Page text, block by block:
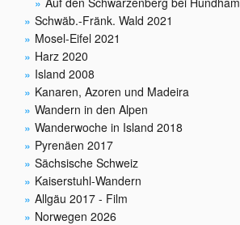
Schwäb.-Fränk. Wald 2021
Mosel-Eifel 2021
Harz 2020
Island 2008
Kanaren, Azoren und Madeira
Wandern in den Alpen
Wanderwoche in Island 2018
Pyrenäen 2017
Sächsische Schweiz
Kaiserstuhl-Wandern
Allgäu 2017 - Film
Norwegen 2026